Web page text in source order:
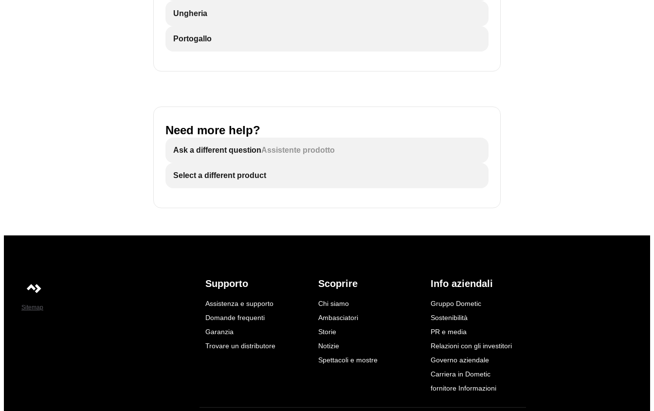
Ungheria
Portogallo
Need more help?
Ask a different questionAssistente prodotto
Select a different product
Sitemap
Supporto
Assistenza e supporto
Domande frequenti
Garanzia
Trovare un distributore
Scoprire
Chi siamo
Ambasciatori
Storie
Notizie
Spettacoli e mostre
Info aziendali
Gruppo Dometic
Sostenibilità
PR e media
Relazioni con gli investitori
Governo aziendale
Carriera in Dometic
fornitore Informazioni